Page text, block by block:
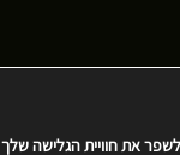
לשפר את חוויית הגלישה שלך